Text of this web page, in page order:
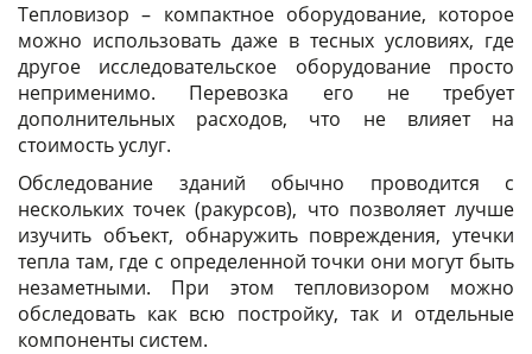
Тепловизор – компактное оборудование, которое
можно использовать даже в тесных условиях, где
другое исследовательское оборудование просто
неприменимо. Перевозка его не требует
дополнительных расходов, что не влияет на
стоимость услуг.
Обследование зданий обычно проводится с
нескольких точек (ракурсов), что позволяет лучше
изучить объект, обнаружить повреждения, утечки
тепла там, где с определенной точки они могут быть
незаметными. При этом тепловизором можно
обследовать как всю постройку, так и отдельные
компоненты систем.